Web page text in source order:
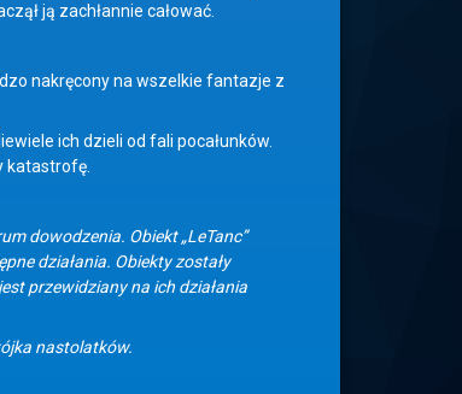
ją zachłannie całować.
nakręcony na wszelkie fantazje z
ich dzieli od fali pocałunków.
katastrofę.
dowodzenia. Obiekt „LeTanc”
działania. Obiekty zostały
przewidziany na ich działania
nastolatków.